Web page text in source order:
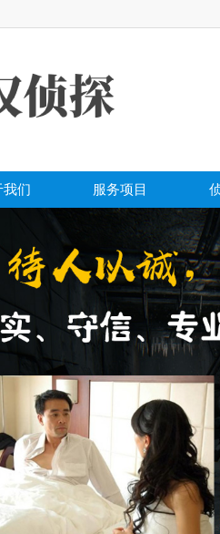
我们 服务项目